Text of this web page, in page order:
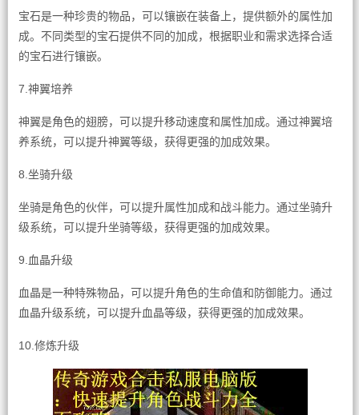
宝石是一种珍贵的物品，可以镶嵌在装备上，提供额外的属性加
成。不同类型的宝石提供不同的加成，根据职业和需求选择合适
的宝石进行镶嵌。
7.神翼培养
神翼是角色的翅膀，可以提升移动速度和属性加成。通过神翼培
养系统，可以提升神翼等级，获得更强的加成效果。
8.坐骑升级
坐骑是角色的伙伴，可以提升属性加成和战斗能力。通过坐骑升
级系统，可以提升坐骑等级，获得更强的加成效果。
9.血晶升级
血晶是一种特殊物品，可以提升角色的生命值和防御能力。通过
血晶升级系统，可以提升血晶等级，获得更强的加成效果。
10.修炼升级